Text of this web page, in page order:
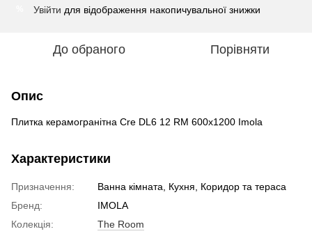
Увійти для відображення накопичувальної знижки
До обраного Порівняти
Опис
Плитка керамогранітна Cre DL6 12 RM 600x1200 Imola
Характеристики
Призначення:
Ванна кімната, Кухня, Коридор та тераса
Бренд:
IMOLA
Колекція:
The Room